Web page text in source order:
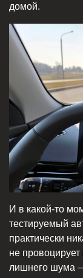
домой.
И в какой-то
тестируемый
практически
не
лишнего шума